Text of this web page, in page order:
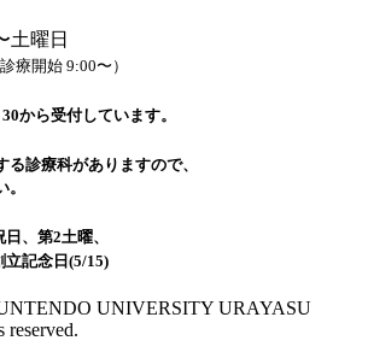
土曜日
診療開始 9:00〜）
から受付しています。
る診療科がありますので、
日、第2土曜、
立記念日(5/15)
UNIVERSITY URAYASU